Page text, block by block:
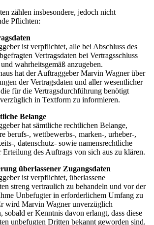
zählen insbesondere, jedoch nicht
Pflichten:
ist verpflichtet, alle bei Abschluss des
Vertragsdaten bei Vertragsschluss
wahrheitsgemäß anzugeben.
hat der Auftraggeber Marvin Wagner über
der Vertragsdaten und aller wesentlicher
für die Vertragsdurchführung benötigt
in Textform zu informieren.
Belange
hat sämtliche rechtlichen Belange,
berufs-, wettbewerbs-, marken-, urheber-,
, datenschutz- sowie namensrechtliche
Erteilung des Auftrags von sich aus zu klären.
überlassener Zugangsdaten
ist verpflichtet, überlassene
streng vertraulich zu behandeln und vor der
Unbefugter in erforderlichem Umfang zu
wird Marvin Wagner unverzüglich
sobald er Kenntnis davon erlangt, dass diese
unbefugten Dritten bekannt geworden sind.